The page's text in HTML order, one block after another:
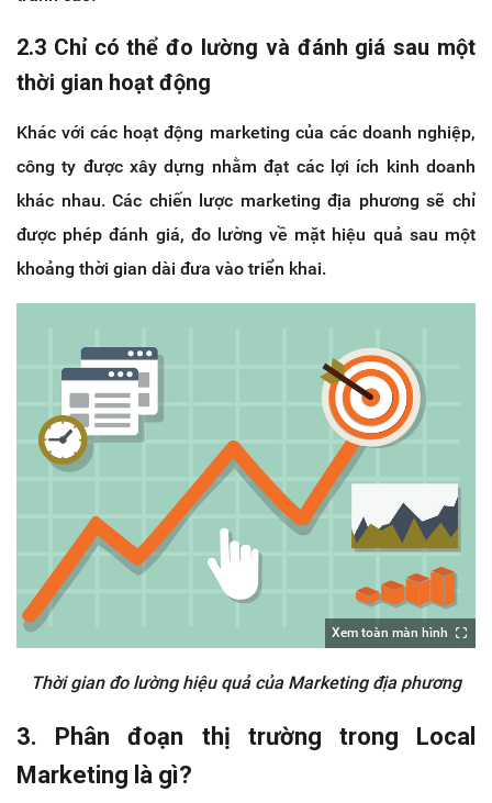
2.3 Chỉ có thể đo lường và đánh giá sau một
thời gian hoạt động
Khác với các hoạt động marketing của các doanh nghiệp,
công ty được xây dựng nhằm đạt các lợi ích kinh doanh
khác nhau. Các chiến lược marketing địa phương sẽ chỉ
được phép đánh giá, đo lường về mặt hiệu quả sau một
khoảng thời gian dài đưa vào triển khai.
Xem toàn màn hình
Thời gian đo lường hiệu quả của Marketing địa phương
3. Phân đoạn thị trường trong Local
Marketing là gì?